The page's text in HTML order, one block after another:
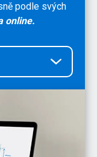
podle svých
online.